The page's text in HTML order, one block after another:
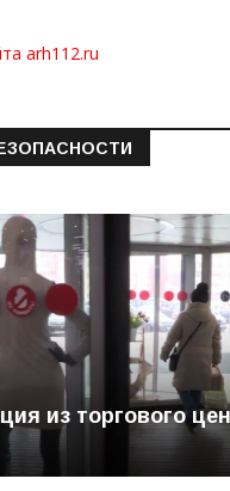
arh112.ru
из торгового